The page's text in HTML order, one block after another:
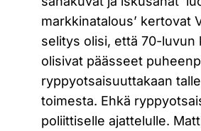
markkinatalous’ kertovat
selitys olisi, että 70-
olisivat päässeet
ryppyotsaisuuttakaan
toimesta. Ehkä
poliittiselle ajattelulle.